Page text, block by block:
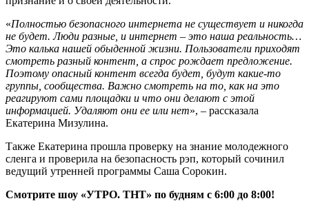
«Полностью безопасного интернета не существует и никогда
не будет. Люди разные, и интернет – это наша реальность…
Это калька нашей обыденной жизни. Пользователи приходят
смотреть разный контент, а спрос рождает предложение.
Поэтому опасный контент всегда будет, будут какие-то
группы, сообщества. Важно смотреть на то, как на это
реагируют сами площадки и что они делают с этой
информацией. Удаляют они ее или нет», – рассказала
Екатерина Мизулина.
Также Екатерина прошла проверку на знание молодежного
сленга и проверила на безопасность рэп, который сочинил
ведущий утренней программы Саша Сорокин.
Смотрите шоу «УТРО. ТНТ» по будням с 6:00 до 8:00!